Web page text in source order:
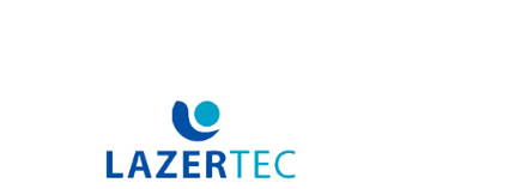
Aquecedor de Piscina